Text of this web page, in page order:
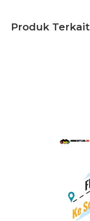
Produk Terkait